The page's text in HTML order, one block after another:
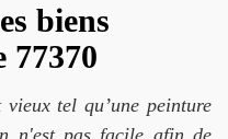
biens
77370
tel qu’une peinture
n'est pas facile afin de